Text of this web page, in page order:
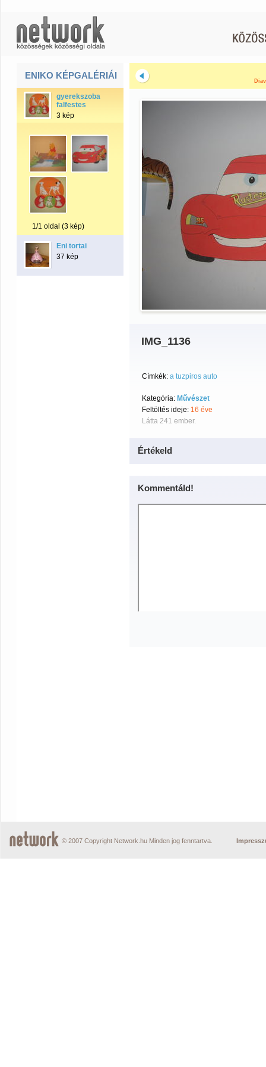
ENIKO KÉPGALÉRIÁI
gyerekszoba
falfestes
3 kép
1/1 oldal (3 kép)
Eni tortai
37 kép
IMG_1136
Címkék: a tuzpiros auto
Kategória: Művészet
Feltöltés ideje: 16 éve
Látta 241 ember.
Értékeld
Kommentáld!
© 2007 Copyright Network.hu Minden jog fenntartva.